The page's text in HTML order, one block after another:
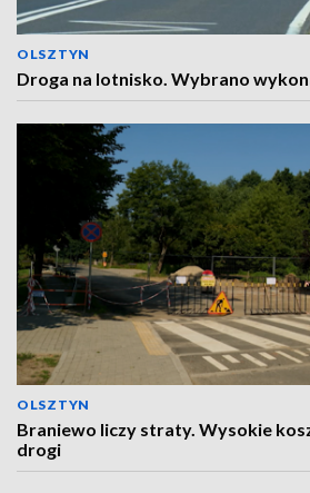
OLSZTYN
Droga na lotnisko. Wybrano
OLSZTYN
Braniewo liczy straty. Wysokie
drogi